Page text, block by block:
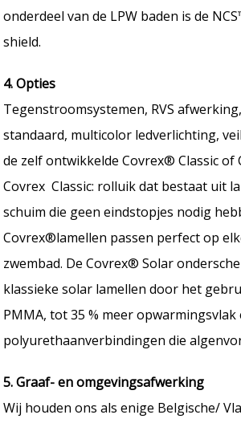
onderdeel van de LPW baden is de
shield.
4. Opties
Tegenstroomsystemen, RVS
standaard, multicolor ledverlichting,
de zelf ontwikkelde Covrex® Classic of
Covrex Classic: rolluik dat bestaat uit
schuim die geen eindstopjes nodig
Covrex®lamellen passen perfect op
zwembad. De Covrex® Solar
klassieke solar lamellen door het
PMMA, tot 35 % meer opwarmingsvlak
polyurethaanverbindingen die
5. Graaf- en omgevingsafwerking
Wij houden ons als enige Belgische/